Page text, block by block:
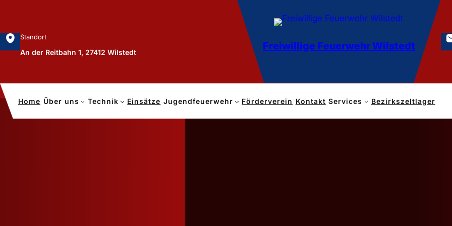
Standort
An der Reitbahn 1, 27412 Wilstedt
Freiwillige Feuerwehr Wilstedt
Home Über uns Technik Einsätze Jugendfeuerwehr Förderverein Kontakt Services Bezirkszeltlager